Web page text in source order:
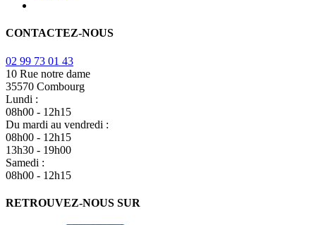
CONTACTEZ-NOUS
02 99 73 01 43
10 Rue notre dame
35570 Combourg
Lundi :
08h00 - 12h15
Du mardi au vendredi :
08h00 - 12h15
13h30 - 19h00
Samedi :
08h00 - 12h15
RETROUVEZ-NOUS SUR